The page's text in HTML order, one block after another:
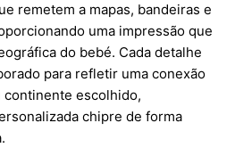
remetem a mapas, bandeiras e
uma impressão que
do bebé. Cada detalhe
para refletir uma conexão
continente escolhido,
chipre de forma